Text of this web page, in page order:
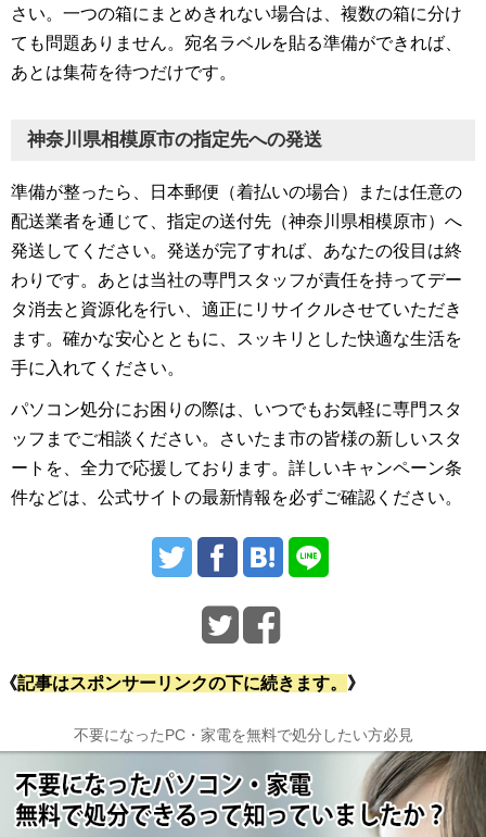
さい。一つの箱にまとめきれない場合は、複数の箱に分け
ても問題ありません。宛名ラベルを貼る準備ができれば、
あとは集荷を待つだけです。
神奈川県相模原市の指定先への発送
準備が整ったら、日本郵便（着払いの場合）または任意の
配送業者を通じて、指定の送付先（神奈川県相模原市）へ
発送してください。発送が完了すれば、あなたの役目は終
わりです。あとは当社の専門スタッフが責任を持ってデー
タ消去と資源化を行い、適正にリサイクルさせていただき
ます。確かな安心とともに、スッキリとした快適な生活を
手に入れてください。
パソコン処分にお困りの際は、いつでもお気軽に専門スタ
ッフまでご相談ください。さいたま市の皆様の新しいスタ
ートを、全力で応援しております。詳しいキャンペーン条
件などは、公式サイトの最新情報を必ずご確認ください。
《記事はスポンサーリンクの下に続きます。 》
不要になったPC・家電を無料で処分したい方必見